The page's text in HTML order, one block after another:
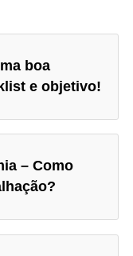
boa
e objetivo!
– Como